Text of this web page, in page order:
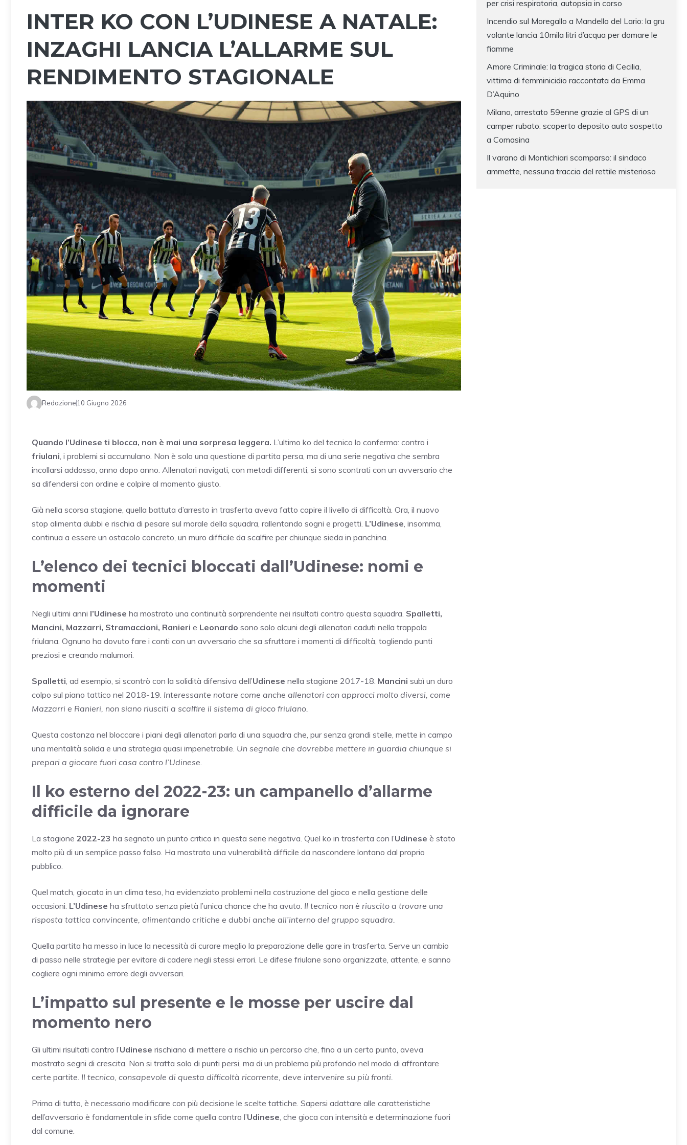
INTER KO CON L’UDINESE A NATALE:
INZAGHI LANCIA L’ALLARME SUL
RENDIMENTO STAGIONALE
Redazione 10 Giugno 2026
Quando l’Udinese ti blocca, non è mai una sorpresa leggera. L’ultimo ko del tecnico lo conferma: contro i
friulani , i problemi si accumulano. Non è solo una questione di partita persa, ma di una serie negativa che sembra
incollarsi addosso, anno dopo anno. Allenatori navigati, con metodi differenti, si sono scontrati con un avversario che
sa difendersi con ordine e colpire al momento giusto.
Già nella scorsa stagione, quella battuta d’arresto in trasferta aveva fatto capire il livello di difficoltà. Ora, il nuovo
stop alimenta dubbi e rischia di pesare sul morale della squadra, rallentando sogni e progetti. L’Udinese , insomma,
continua a essere un ostacolo concreto, un muro difficile da scalfire per chiunque sieda in panchina.
L’elenco dei tecnici bloccati dall’Udinese: nomi e
momenti
Negli ultimi anni l’Udinese ha mostrato una continuità sorprendente nei risultati contro questa squadra. Spalletti,
Mancini, Mazzarri, Stramaccioni, Ranieri e Leonardo sono solo alcuni degli allenatori caduti nella trappola
friulana. Ognuno ha dovuto fare i conti con un avversario che sa sfruttare i momenti di difficoltà, togliendo punti
preziosi e creando malumori.
Spalletti , ad esempio, si scontrò con la solidità difensiva dell’Udinese nella stagione 2017-18. Mancini subì un duro
colpo sul piano tattico nel 2018-19. Interessante notare come anche allenatori con approcci molto diversi, come
Mazzarri e Ranieri, non siano riusciti a scalfire il sistema di gioco friulano.
Questa costanza nel bloccare i piani degli allenatori parla di una squadra che, pur senza grandi stelle, mette in campo
una mentalità solida e una strategia quasi impenetrabile. Un segnale che dovrebbe mettere in guardia chiunque si
prepari a giocare fuori casa contro l’Udinese.
Il ko esterno del 2022-23: un campanello d’allarme
difficile da ignorare
La stagione 2022-23 ha segnato un punto critico in questa serie negativa. Quel ko in trasferta con l’Udinese è stato
molto più di un semplice passo falso. Ha mostrato una vulnerabilità difficile da nascondere lontano dal proprio
pubblico.
Quel match, giocato in un clima teso, ha evidenziato problemi nella costruzione del gioco e nella gestione delle
occasioni. L’Udinese ha sfruttato senza pietà l’unica chance che ha avuto. Il tecnico non è riuscito a trovare una
risposta tattica convincente, alimentando critiche e dubbi anche all’interno del gruppo squadra.
Quella partita ha messo in luce la necessità di curare meglio la preparazione delle gare in trasferta. Serve un cambio
di passo nelle strategie per evitare di cadere negli stessi errori. Le difese friulane sono organizzate, attente, e sanno
cogliere ogni minimo errore degli avversari.
L’impatto sul presente e le mosse per uscire dal
momento nero
Gli ultimi risultati contro l’Udinese rischiano di mettere a rischio un percorso che, fino a un certo punto, aveva
mostrato segni di crescita. Non si tratta solo di punti persi, ma di un problema più profondo nel modo di affrontare
certe partite. Il tecnico, consapevole di questa difficoltà ricorrente, deve intervenire su più fronti.
Prima di tutto, è necessario modificare con più decisione le scelte tattiche. Sapersi adattare alle caratteristiche
dell’avversario è fondamentale in sfide come quella contro l’Udinese , che gioca con intensità e determinazione fuori
dal comune.
per crisi respiratoria, autopsia in corso
Incendio sul Moregallo a Mandello del Lario: la gru
volante lancia 10mila litri d’acqua per domare le
fiamme
Amore Criminale: la tragica storia di Cecilia,
vittima di femminicidio raccontata da Emma
D’Aquino
Milano, arrestato 59enne grazie al GPS di un
camper rubato: scoperto deposito auto sospetto
a Comasina
Il varano di Montichiari scomparso: il sindaco
ammette, nessuna traccia del rettile misterioso